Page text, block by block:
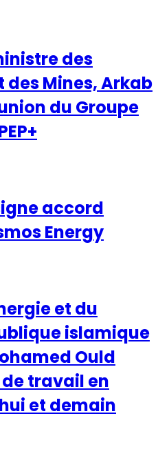
des
Mines, Arkab
du Groupe
accord
Energy
et du
islamique
Ould
travail en
et demain